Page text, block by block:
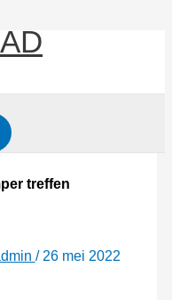
treffen
/ 26 mei 2022